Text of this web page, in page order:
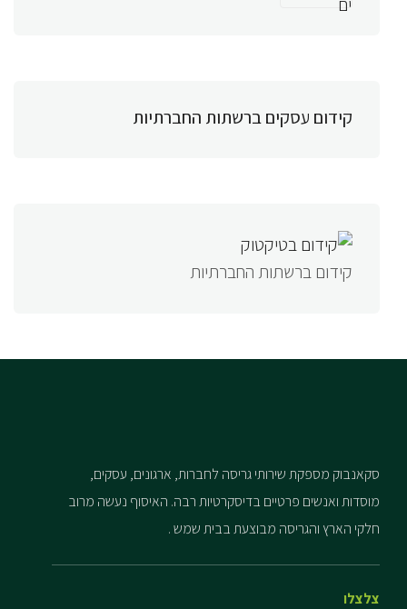
קידום עסקים ברשתות החברתיות
קידום ברשתות החברתיות
סקאנבוק מספקת שירותי גריסה לחברות, ארגונים, עסקים,
מוסדות ואנשים פרטיים בדיסקרטיות רבה. האיסוף נעשה מרוב
חלקי הארץ והגריסה מבוצעת בבית שמש .
צלצלו